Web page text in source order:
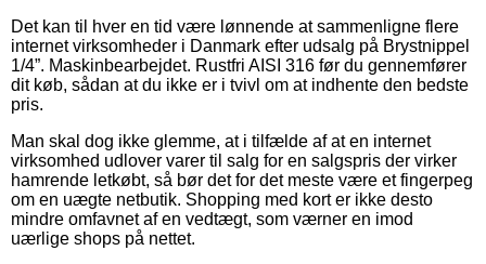
Det kan til hver en tid være lønnende at sammenligne flere
internet virksomheder i Danmark efter udsalg på Brystnippel
1/4”. Maskinbearbejdet. Rustfri AISI 316 før du gennemfører
dit køb, sådan at du ikke er i tvivl om at indhente den bedste
pris.
Man skal dog ikke glemme, at i tilfælde af at en internet
virksomhed udlover varer til salg for en salgspris der virker
hamrende letkøbt, så bør det for det meste være et fingerpeg
om en uægte netbutik. Shopping med kort er ikke desto
mindre omfavnet af en vedtægt, som værner en imod
uærlige shops på nettet.